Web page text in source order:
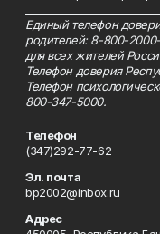
Единый телефон
родителей: 8-800-
для всех жителей
Телефон доверия
Телефон
800-347-5000.
Телефон
(347)292-77-62
Эл. почта
bp2002@inbox.ru
Адрес